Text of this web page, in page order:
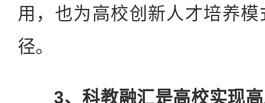
用，也为高校创新人才培养
径。
3、科教融汇是高校实现高